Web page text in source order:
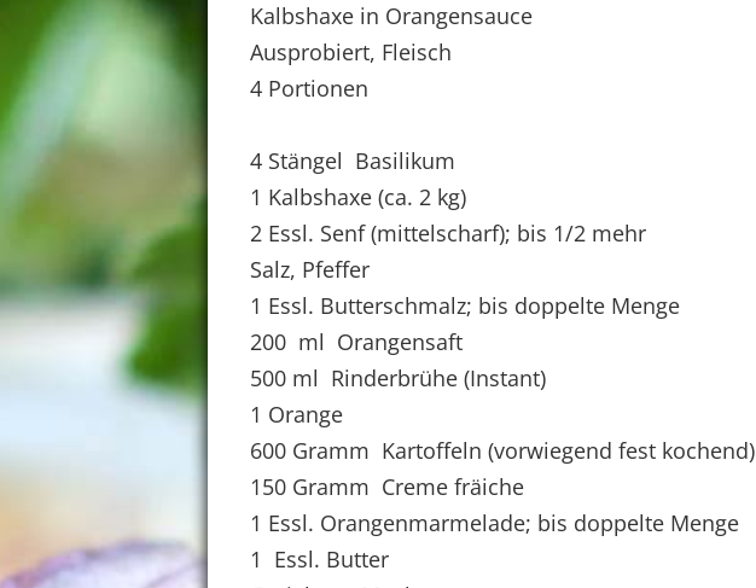
Kalbshaxe in Orangensauce
Ausprobiert, Fleisch
4 Portionen
4 Stängel Basilikum
1 Kalbshaxe (ca. 2 kg)
2 Essl. Senf (mittelscharf); bis 1/2 mehr
Salz, Pfeffer
1 Essl. Butterschmalz; bis doppelte Menge
200 ml Orangensaft
500 ml Rinderbrühe (Instant)
1 Orange
600 Gramm Kartoffeln (vorwiegend fest kochend)
150 Gramm Creme fräiche
1 Essl. Orangenmarmelade; bis doppelte Menge
1 Essl. Butter